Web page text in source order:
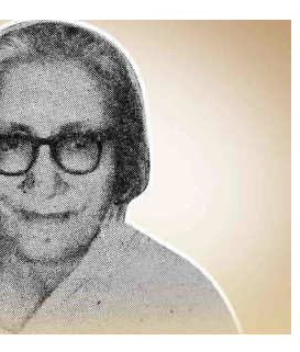
आहेत तुम्हाला!
पाऊस होता
तं हू माय…
प्रेत
चांदी
डॉक्टर, समाजसेवेचा ध्यास : डॉ. राहुल